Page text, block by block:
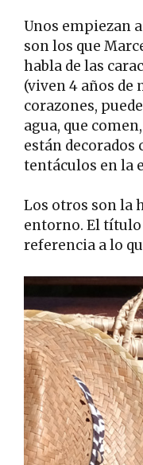
Unos empiezan
son los que
habla de las
(viven 4 años de
corazones,
agua, que
están decorados
tentáculos en la
Los otros son la
entorno. El título
referencia a lo